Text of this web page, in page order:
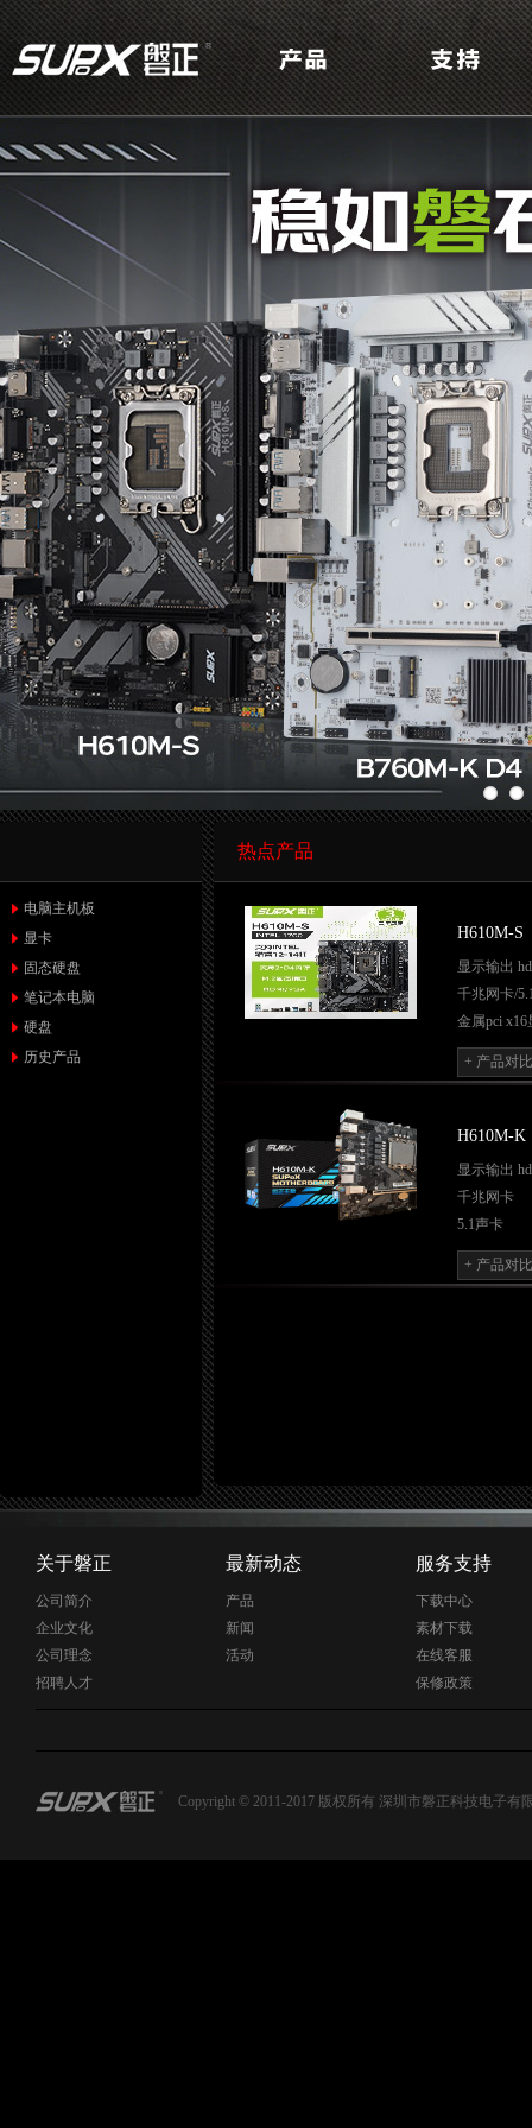
电脑主机板
显卡
固态硬盘
笔记本电脑
硬盘
历史产品
热点产品
H610M-S
显示输出
千兆网卡/
金属pci
带无线
4*USB3.1
2*DIMM
+ 产品对比
H610M-K
显示输出
千兆网卡
5.1声卡
金属pci
wifi/蓝牙 接
+ 产品对比
关于磐正
公司简介
企业文化
公司理念
招聘人才
最新动态
产品
新闻
活动
服务支持
下载中心
素材下载
在线客服
保修政策
Copyright © 2011-2017 版权所有 深圳市磐正科技电子有